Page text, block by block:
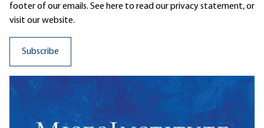
footer of our emails. See here to read ourprivacy statement, or
visit our website.